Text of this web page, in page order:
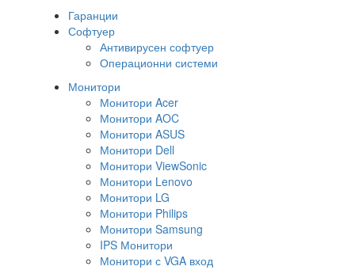
Гаранции
Софтуер
Антивирусен софтуер
Операционни системи
Монитори
Монитори Acer
Монитори AOC
Монитори ASUS
Монитори Dell
Монитори ViewSonic
Монитори Lenovo
Монитори LG
Монитори Philips
Монитори Samsung
IPS Монитори
Монитори с VGA вход